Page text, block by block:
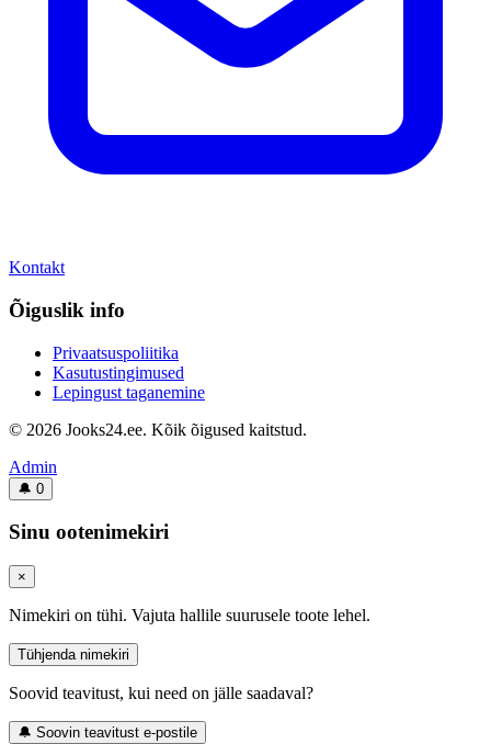
Kontakt
Õiguslik info
Privaatsuspoliitika
Kasutustingimused
Lepingust taganemine
© 2026 Jooks24.ee. Kõik õigused kaitstud.
Admin
🔔 0
Sinu ootenimekiri
×
Nimekiri on tühi. Vajuta hallile suurusele toote lehel.
Tühjenda nimekiri
Soovid teavitust, kui need on jälle saadaval?
🔔 Soovin teavitust e-postile